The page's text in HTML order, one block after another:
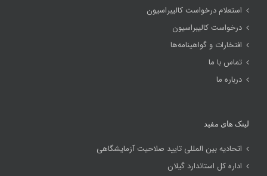
استعلام درخواست کالیبراسیون
درخواست کالیبراسیون
افتخارات و گواهینامه‌ها
تماس با ما
درباره ما
لینک های مفید
اتحادیه بین المللی تایید صلاحیت آزمایشگاهی
اداره کل استاندارد گیلان